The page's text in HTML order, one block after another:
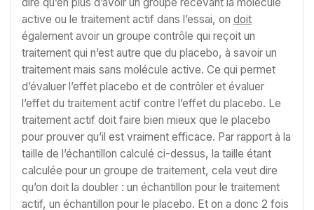
active ou le traitement actif dans l’essai, on doit
également avoir un groupe contrôle qui reçoit un
traitement qui n’est autre que du placebo, à savoir un
traitement mais sans molécule active. Ce qui permet
d’évaluer l’effet placebo et de contrôler et évaluer
l’effet du traitement actif contre l’effet du placebo. Le
traitement actif doit faire bien mieux que le placebo
pour prouver qu’il est vraiment efficace. Par rapport à la
taille de l’échantillon calculé ci-dessus, la taille étant
calculée pour un groupe de traitement, cela veut dire
qu’on doit la doubler : un échantillon pour le traitement
actif, un échantillon pour le placebo. Et on a donc 2 fois